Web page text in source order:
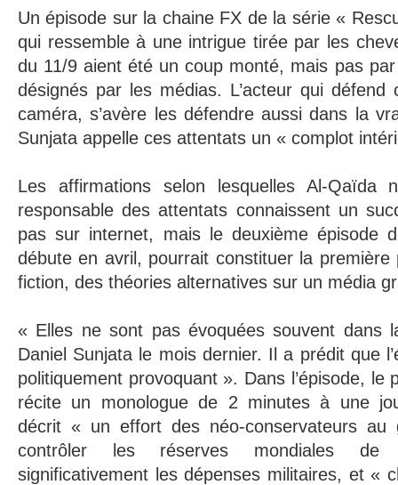
Un épisode sur la chaine FX de la série «
qui ressemble à une intrigue tirée par les
du 11/9 aient été un coup monté, mais pas
désignés par les médias. L’acteur qui défend
caméra, s’avère les défendre aussi dans la
Sunjata appelle ces attentats un « complot
Les affirmations selon lesquelles Al-
responsable des attentats connaissent un
pas sur internet, mais le deuxième épisode
débute en avril, pourrait constituer la première
fiction, des théories alternatives sur un média
« Elles ne sont pas évoquées souvent dans
Daniel Sunjata le mois dernier. Il a prédit que
politiquement provoquant ». Dans l’épisode, le
récite un monologue de 2 minutes à une
décrit « un effort des néo-conservateurs au
contrôler les réserves mondiales de
significativement les dépenses militaires, et «